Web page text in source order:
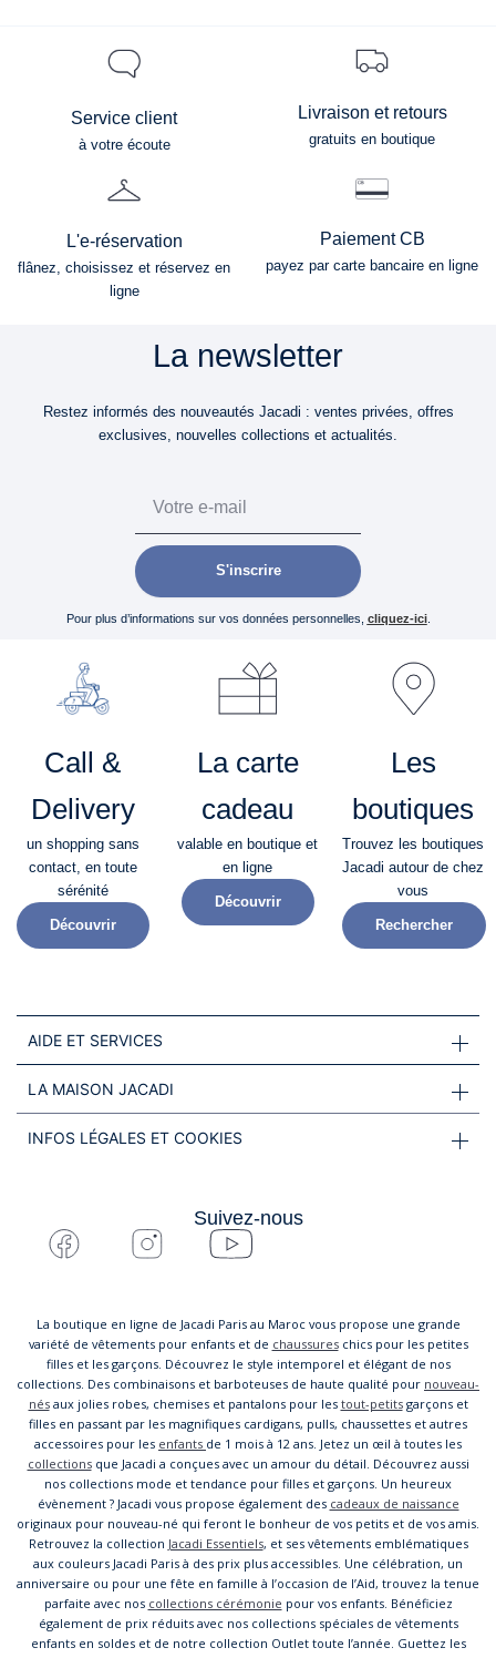
Service client
à votre écoute
Livraison et retours
gratuits en boutique
L'e-réservation
flânez, choisissez et réservez en
ligne
Paiement CB
payez par carte bancaire en ligne
La newsletter
Restez informés des nouveautés Jacadi : ventes privées, offres
exclusives, nouvelles collections et actualités.
S'inscrire
Pour plus d’informations sur vos données personnelles, cliquez-ici.
Call &
Delivery
un shopping sans
contact, en toute
sérénité​
Découvrir
La carte
cadeau
valable en boutique et
en ligne
Découvrir
Les
boutiques
Trouvez les boutiques
Jacadi autour de chez
vous
Rechercher
AIDE ET SERVICES
LA MAISON JACADI
INFOS LÉGALES ET COOKIES
Suivez-nous
La boutique en ligne de Jacadi Paris au Maroc vous propose une grande
variété de vêtements pour enfants et de chaussureschics pour les petites
filles et les garçons. Découvrez le style intemporel et élégant de nos
collections. Des combinaisons et barboteuses de haute qualité pour nouveau-
nésaux jolies robes, chemises et pantalons pour les tout-petitsgarçons et
filles en passant par les magnifiques cardigans, pulls, chaussettes et autres
accessoires pour les enfants de 1 mois à 12 ans. Jetez un œil à toutes les
collectionsque Jacadi a conçues avec un amour du détail. Découvrez aussi
nos collections mode et tendance pour filles et garçons. Un heureux
évènement ? Jacadi vous propose également des cadeaux de naissance
originaux pour nouveau-né qui feront le bonheur de vos petits et de vos amis.
Retrouvez la collection Jacadi Essentiels, et ses vêtements emblématiques
aux couleurs Jacadi Paris à des prix plus accessibles. Une célébration, un
anniversaire ou pour une fête en famille à l’occasion de l’Aid, trouvez la tenue
parfaite avec nos collections cérémonie pour vos enfants. Bénéficiez
également de prix réduits avec nos collections spéciales de vêtements
enfants en soldes et de notre collection Outlet toute l’année. Guettez les